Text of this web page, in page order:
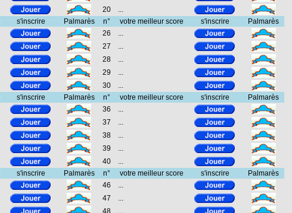
20
...
s'inscrire
Palmarès
n° votre meilleur score s'inscrire
Palmarès
26
...
27
...
28
...
29
...
30
...
s'inscrire
Palmarès
n° votre meilleur score s'inscrire
Palmarès
36
...
37
...
38
...
39
...
40
...
s'inscrire
Palmarès
n° votre meilleur score s'inscrire
Palmarès
46
...
47
...
48
...